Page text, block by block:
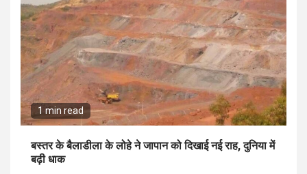
1 min read
बस्तर के बैलाडीला के लोहे ने जापान को दिखाई नई राह, दुनिया में
बढ़ी धाक